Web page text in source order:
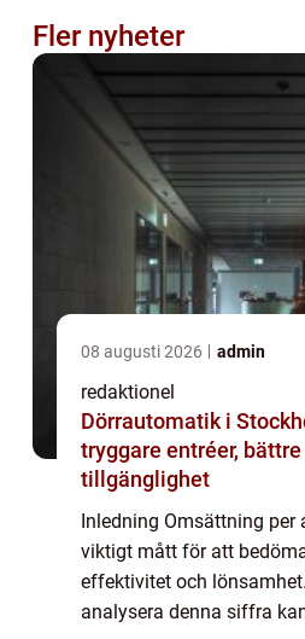
Fler nyheter
08 augusti 2026 admin
redaktionel
Dörrautomatik i
tryggare entréer,
tillgänglighet
Inledning Omsättning per
viktigt mått för att
effektivitet och
analysera denna siffra